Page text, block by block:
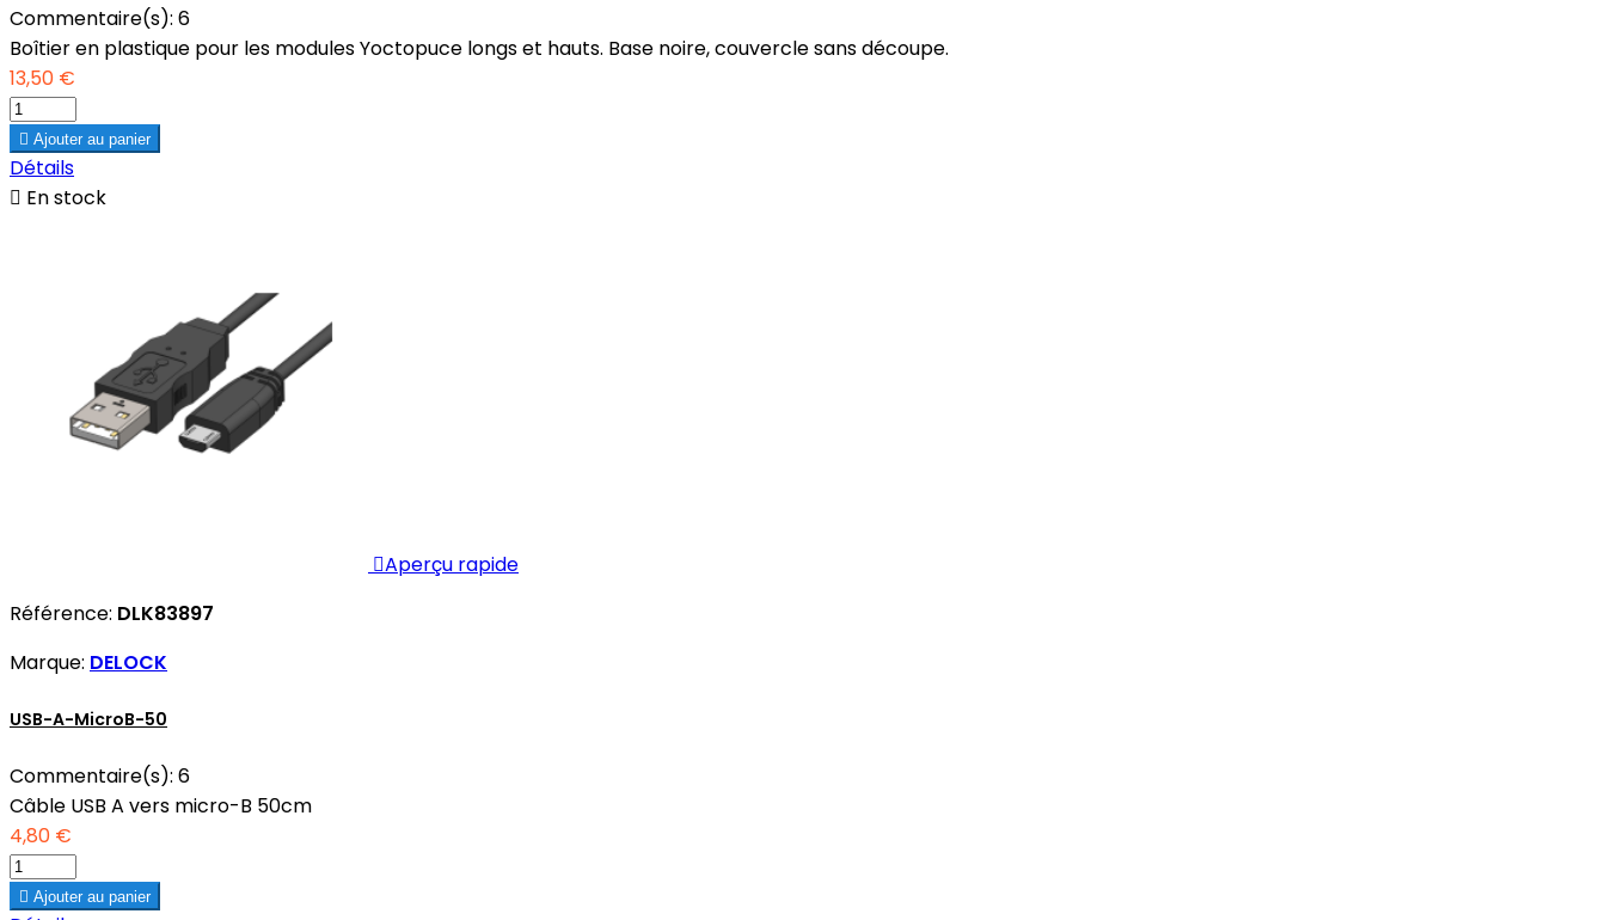
Commentaire(s): 6
Boîtier en plastique pour les modules Yoctopuce longs et hauts. Base noire, couvercle sans découpe.
13,50 €
 Ajouter au panier
Détails
 En stock
Aperçu rapide
Référence: DLK83897
Marque: DELOCK
USB-A-MicroB-50
Commentaire(s): 6
Câble USB A vers micro-B 50cm
4,80 €
 Ajouter au panier